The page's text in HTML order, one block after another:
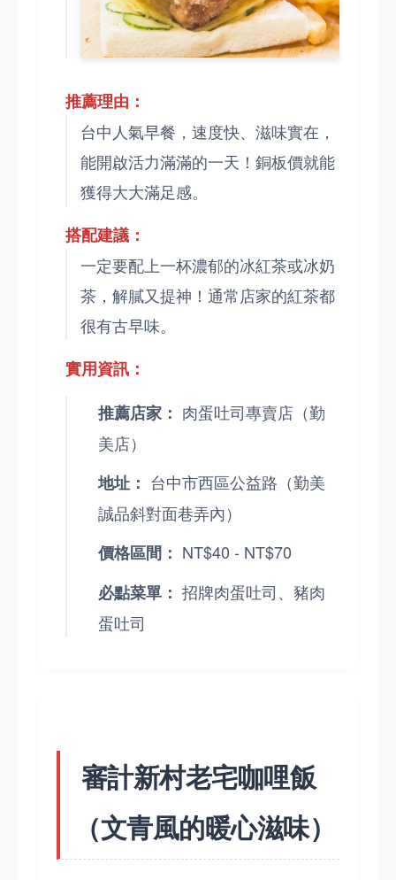
推薦理由：
台中人氣早餐，速度快、滋味實在，
能開啟活力滿滿的一天！銅板價就能
獲得大大滿足感。
搭配建議：
一定要配上一杯濃郁的冰紅茶或冰奶
茶，解膩又提神！通常店家的紅茶都
很有古早味。
實用資訊：
推薦店家： 肉蛋吐司專賣店（勤
美店）
地址： 台中市西區公益路（勤美
誠品斜對面巷弄內）
價格區間： NT$40 - NT$70
必點菜單： 招牌肉蛋吐司、豬肉
蛋吐司
審計新村老宅咖哩飯
（文青風的暖心滋味）